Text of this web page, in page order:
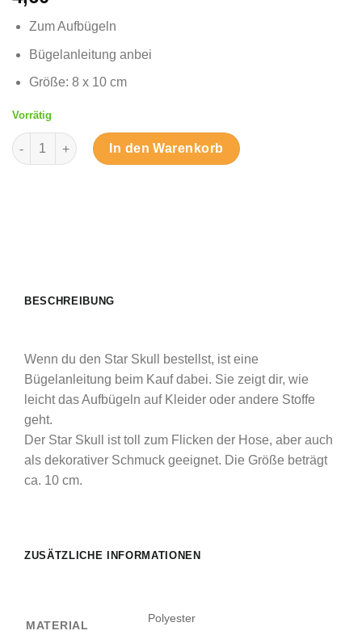
Zum Aufbügeln
Bügelanleitung anbei
Größe: 8 x 10 cm
Vorrätig
Star Skull - Bügelbild Menge
In den Warenkorb
BESCHREIBUNG
Wenn du den Star Skull bestellst, ist eine
Bügelanleitung beim Kauf dabei. Sie zeigt dir, wie
leicht das Aufbügeln auf Kleider oder andere Stoffe
geht.
Der Star Skull ist toll zum Flicken der Hose, aber auch
als dekorativer Schmuck geeignet. Die Größe beträgt
ca. 10 cm.
ZUSÄTZLICHE INFORMATIONEN
MATERIAL
Polyester